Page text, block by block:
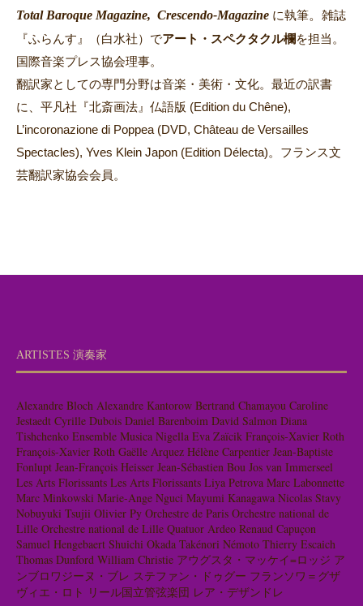
Total Baroque Magazine, Crescendo-Magazine に執筆。 雑誌
『ふらんす』（白水社）でアート・スペクタクル欄を担当。
国際音楽プレス協会理事。
翻訳家としての専門分野は音楽・美術・文化。最近の訳書
に、平凡社『北斎画法』仏語版 (Edition du Chêne),
L’incoronazione di Poppea (DVD, Château de Versailles
Spectacles), Yves Klein Japon (Edition Délecta)。フランス文
芸翻訳家協会会員。
ARTISTES 演奏家
Alexandre Bloch Alexandre Kantorow Bertrand Chamayou Caroline
Jestaedt Cyrille Dubois Daniel Barenboim David Salmon Diana
Tishchenko Ensemble Musica Nigella Eva Zaïcik François-Xavier Roth
François-Xavier Roth Gaëlle Arquez Hélène Carpentier Jean-Baptiste
Fonlupt Jean-François Heisser Jean-Sébastien Bou Jos van Immerseel
Les Arts Florissants Les Arts Florissants Liya Petrova Marc Labonnette
Marc Minkowski Marie-Ange Nguci Mayumi Kanagawa Nicolas Stavy
Nobuyuki Tsujii Olivier Py Orchestre de Paris Orchestre national de
Lille Orchestre national de Lille Quatuor Ardeo Renaud Capuçon
Samuel Hengebaert Shuichi Okada Takénori Némoto Thierry Escaich
Thomas Dunford William Christie アウグスタ・マッケイ=ロッジ ア
ンブロワジーヌ・ブレ ステファン・ドゥグー フランソワ＝グザ
ヴィエ・ロト リール国立管弦楽団 レア・デザンドレ